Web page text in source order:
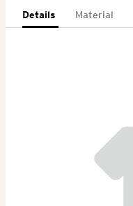
Details Material